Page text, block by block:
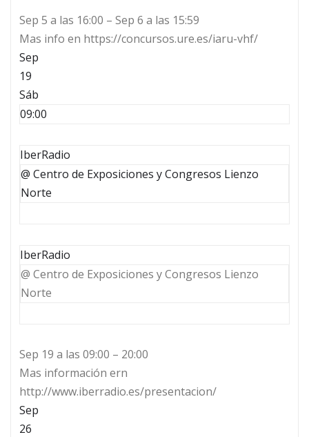
Sep 5 a las 16:00 – Sep 6 a las 15:59
Mas info en https://concursos.ure.es/iaru-vhf/
Sep
19
Sáb
09:00
IberRadio
@ Centro de Exposiciones y Congresos Lienzo
Norte
IberRadio
@ Centro de Exposiciones y Congresos Lienzo
Norte
Sep 19 a las 09:00 – 20:00
Mas información ern
http://www.iberradio.es/presentacion/
Sep
26